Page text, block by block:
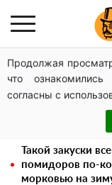
Продолжая
что
согласны с
Дроны с
миллионы
фирму в Эстонии
Полностью
"прелестями":
Такой закуски
помидоров по-
морковью на